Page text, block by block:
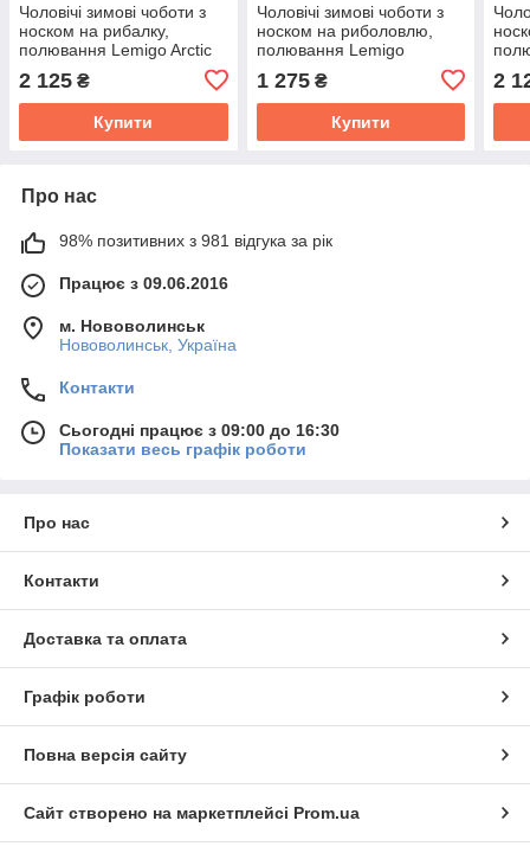
Чоловічі зимові чоботи з
носком на рибалку,
полювання Lemigo Arctic
розмір 44-28 см (875/44)
2 125 ₴
Купити
Чоловічі зимові чоботи з
носком на риболовлю,
полювання Lemigo
Grenlander 862 EVA -30°
розмір 45 – 29,3 см
(862/45)
1 275₴
Купити
2
Про нас
98% позитивних з 981 відгука за рік
Працює з 09.06.2016
м. Нововолинськ
Нововолинськ, Україна
Контакти
Сьогодні працює з 09:00 до 16:30
Показати весь графік роботи
Про нас
Контакти
Доставка та оплата
Графік роботи
Повна версія сайту
Сайт створено на маркетплейсі Prom.ua